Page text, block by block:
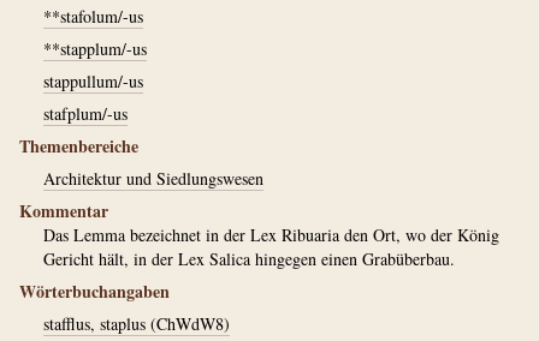
**stafolum/-us
**stapplum/-us
stappullum/-us
stafplum/-us
Themenbereiche
Architektur und Siedlungswesen
Kommentar
Das Lemma bezeichnet in der Lex Ribuaria den Ort, wo der König
Gericht hält, in der Lex Salica hingegen einen Grabüberbau.
Wörterbuchangaben
stafflus, staplus (ChWdW8)